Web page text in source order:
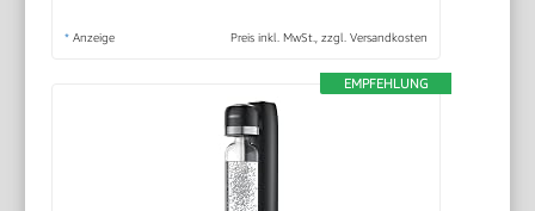
* Anzeige Preis inkl. MwSt., zzgl. Versandkosten
EMPFEHLUNG